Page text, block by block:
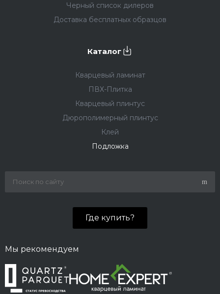
Черный список дилеров
Доставка бесплатных образцов
Каталог
Кварцевый ламинат
ПВХ-Плитка
Кварцевый плинтус
Дюрополимерный плинтус
Клей
Подложка
Где купить?
Мы рекомендуем